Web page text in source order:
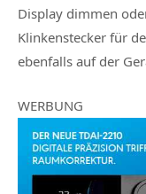
Display dimmen
Klinkenstecker für
ebenfalls auf der
WERBUNG